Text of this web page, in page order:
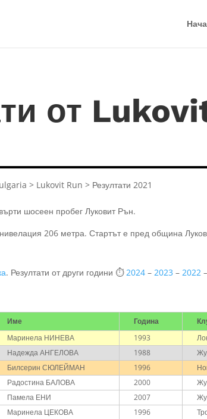
от
> Lukovit Run > Резултати 2021
шосеен пробег Луковит Рън.
206 метра. Стартът е пред община
. Резултати от други години ⏱️2024 –2023 –2022
Име Година
Маринела НИНЕВА 1993
Надежда АНГЕЛОВА 1988
Билсерин СЮЛЕЙМАН 1996
Радостина БАЛОВА 2000
Памела ЕНИ 2007
Маринела ЦЕКОВА 1996